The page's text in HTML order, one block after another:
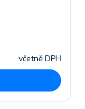
včetně DPH